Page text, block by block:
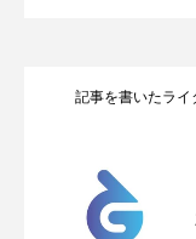
記事を書いたライ
2026.05.04